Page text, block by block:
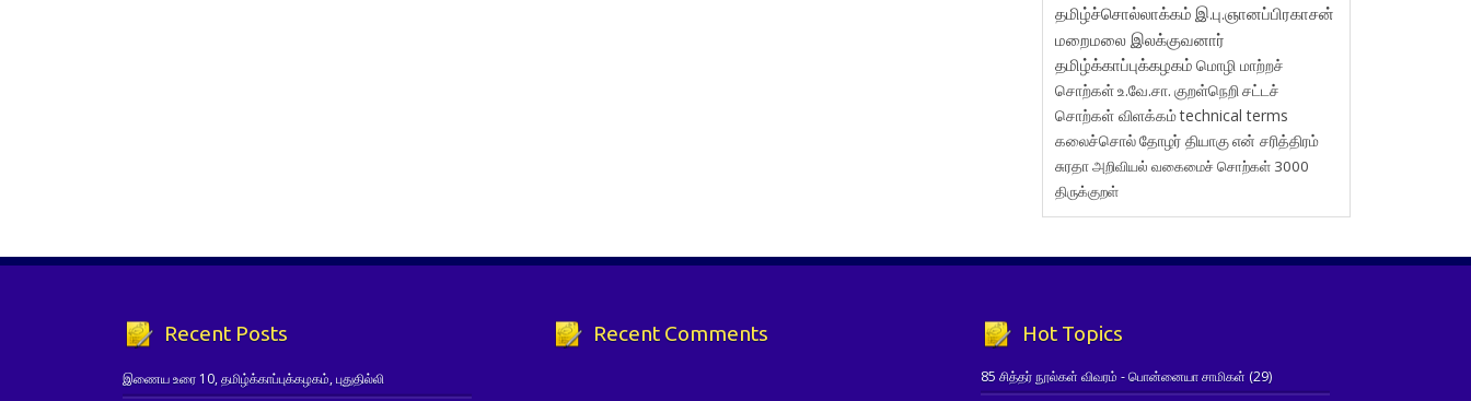
தமிழ்ச்சொல்லாக்கம் இ.பு.ஞானப்பிரகாசன்
மறைமலை இலக்குவனார்
தமிழ்க்காப்புக்கழகம் மொழி மாற்றச்
சொற்கள்உ.வே.சா. குறள்நெறி சட்டச்
சொற்கள் விளக்கம்technical terms
கலைச்சொல்தோழர் தியாகுஎன் சரித்திரம்
சுரதாஅறிவியல் வகைமைச் சொற்கள் 3000
திருக்குறள்
Recent Posts
இணைய உரை 10, தமிழ்க்காப்புக்கழகம், புதுதில்லி
Recent Comments Hot Topics
85 சித்தர் நூல்கள் விவரம் - பொன்னையா சாமிகள் (29)